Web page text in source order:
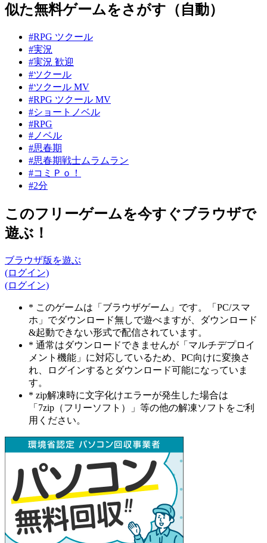
似た無料ゲームをさがす（自動）
#RPG ツクール
#実況
#実況 歓迎
#ツクール
#ツクール MV
#RPG ツクール MV
#ショートノベル
#RPG
#ノベル
#思春期
#思春期戦士ムラムラン
#コミＰｏ！
#2分
このフリーゲームを今すぐブラウザで
遊ぶ！
ブラウザ版を遊ぶ
(ログイン)
(ログイン)
* このゲームは「ブラウザゲーム」です。「PC/スマ
ホ」でダウンロード無しで遊べますが、ダウンロード
&起動できない形式で配信されています。
* 通常はダウンロードできませんが「マルチデプロイ
メント機能」に対応しているため、PC向けに変換さ
れ、ログインするとダウンロード可能になっていま
す。
* zip解凍時に文字化けエラーが発生した場合は
「7zip（フリーソフト）」等の他の解凍ソフトをご利
用ください。